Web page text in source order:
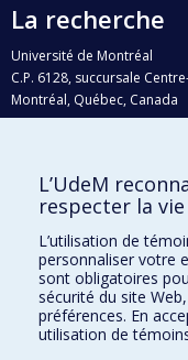
La recherche
Université de Montréal
C.P. 6128, succursale
Montréal, Québec, Canada
H3C 3J7
Qui fait quoi?
Nous trouver
Plan du site
Accessibilité
L’UdeM
respecter la
L’utilisation de
personnaliser votre
sont obligatoires
sécurité du site
préférences. En
utilisation de